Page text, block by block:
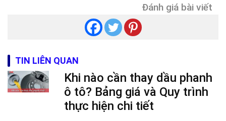
Đánh giá bài viết
TIN LIÊN QUAN
Khi nào cần thay dầu phanh
ô tô? Bảng giá và Quy trình
thực hiện chi tiết